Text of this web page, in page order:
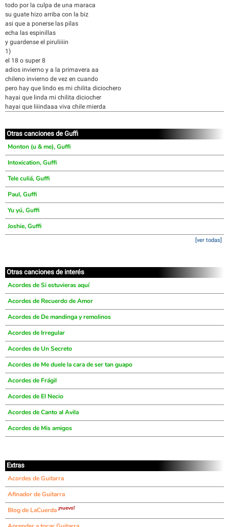
todo por la culpa de una maraca
su guate hizo arriba con la biz
asi que a ponerse las pilas
echa las espinillas
y guardense el piruliiiin
1)
el 18 o super 8
adios invierno y a la primavera aa
chileno invierno de vez en cuando
pero hay que lindo es mi chilita diciochero
hayai que linda mi chilita diciocher
hayai que liiindaaa viva chile mierda
Otras canciones de Guffi
Monton (u & me), Guffi
Intoxication, Guffi
Tele culiá, Guffi
Paul, Guffi
Yu yú, Guffi
Joshie, Guffi
[ver todas]
Otras canciones de interés
Acordes de Si estuvieras aquí
Acordes de Recuerdo de Amor
Acordes de De mandinga y remolinos
Acordes de Irregular
Acordes de Un Secreto
Acordes de Me duele la cara de ser tan guapo
Acordes de Frágil
Acordes de El Necio
Acordes de Canto al Avila
Acordes de Mis amigos
Extras
Acordes de Guitarra
Afinador de Guitarra
Blog de LaCuerda ¡nuevo!